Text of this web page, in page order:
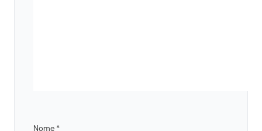
Nome *